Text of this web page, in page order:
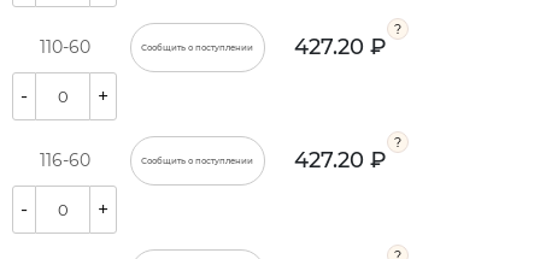
110-60 Сообщить о поступлении 427.20 ₽
- +
116-60 Сообщить о поступлении 427.20 ₽
- +